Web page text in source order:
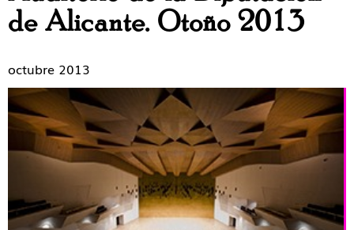
de Alicante. Otoño 2013
octubre 2013